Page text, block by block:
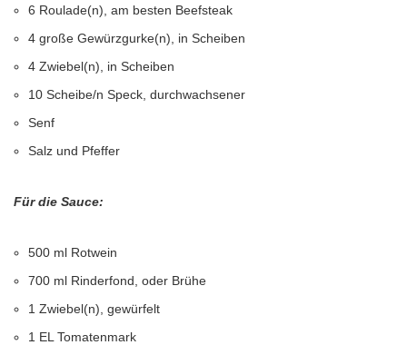
6 Roulade(n), am besten Beefsteak
4 große Gewürzgurke(n), in Scheiben
4 Zwiebel(n), in Scheiben
10 Scheibe/n Speck, durchwachsener
Senf
Salz und Pfeffer
Für die Sauce:
500 ml Rotwein
700 ml Rinderfond, oder Brühe
1 Zwiebel(n), gewürfelt
1 EL Tomatenmark